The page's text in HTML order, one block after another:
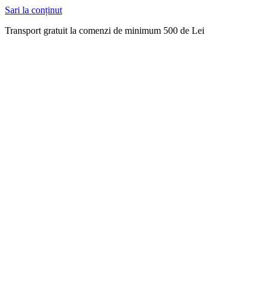
Sari la conținut
Transport gratuit la comenzi de minimum 500 de Lei